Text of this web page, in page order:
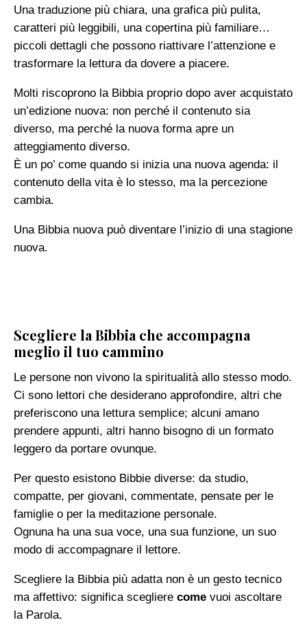
Una traduzione più chiara, una grafica più pulita,
caratteri più leggibili, una copertina più familiare…
piccoli dettagli che possono riattivare l’attenzione e
trasformare la lettura da dovere a piacere.
Molti riscoprono la Bibbia proprio dopo aver acquistato
un’edizione nuova: non perché il contenuto sia
diverso, ma perché la nuova forma apre un
atteggiamento diverso.
È un po’ come quando si inizia una nuova agenda: il
contenuto della vita è lo stesso, ma la percezione
cambia.
Una Bibbia nuova può diventare l’inizio di una stagione
nuova.
Scegliere la Bibbia che accompagna
meglio il tuo cammino
Le persone non vivono la spiritualità allo stesso modo.
Ci sono lettori che desiderano approfondire, altri che
preferiscono una lettura semplice; alcuni amano
prendere appunti, altri hanno bisogno di un formato
leggero da portare ovunque.
Per questo esistono Bibbie diverse: da studio,
compatte, per giovani, commentate, pensate per le
famiglie o per la meditazione personale.
Ognuna ha una sua voce, una sua funzione, un suo
modo di accompagnare il lettore.
Scegliere la Bibbia più adatta non è un gesto tecnico
ma affettivo: significa scegliere come vuoi ascoltare
la Parola.